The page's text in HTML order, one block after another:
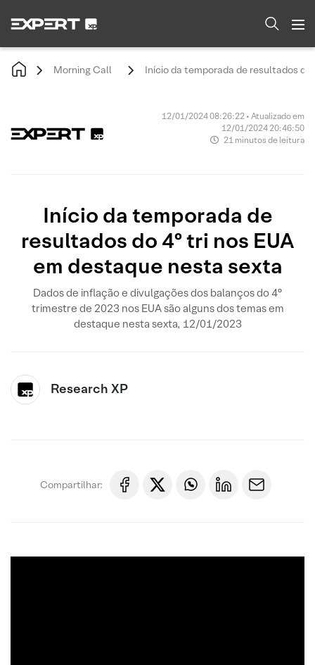
Morning Call Início da temporada de resultados
12/01/2024 08:26:22 • Atualizado em
12/01/2024 20:46:50
21 minutos de leitura
Início da temporada de
resultados do 4º tri nos EUA
em destaque nesta sexta
Dados de inflação e divulgações dos balanços do 4°
trimestre de 2023 nos EUA são alguns dos temas em
destaque nesta sexta, 12/01/2023
Research XP
Compartilhar: